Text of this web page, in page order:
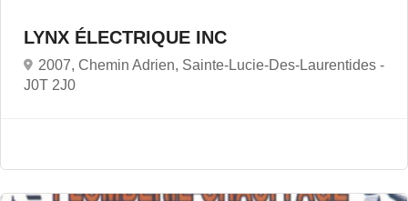
LYNX ÉLECTRIQUE INC
2007, Chemin Adrien, Sainte-Lucie-Des-Laurentides -
J0T 2J0